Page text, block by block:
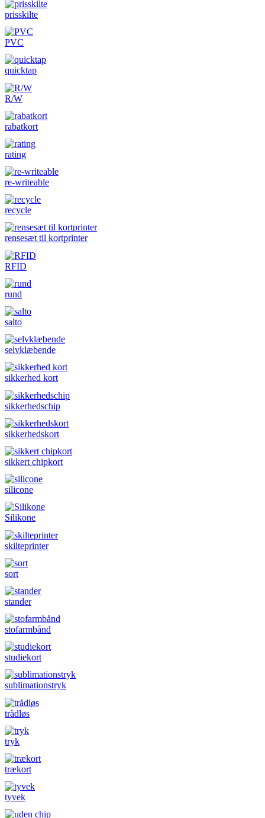
prisskilte
PVC
quicktap
R/W
rabatkort
rating
re-writeable
recycle
rensesæt til kortprinter
RFID
rund
salto
selvklæbende
sikkerhed kort
sikkerhedschip
sikkerhedskort
sikkert chipkort
silicone
Silikone
skilteprinter
sort
stander
stofarmbånd
studiekort
sublimationstryk
trådløs
tryk
trækort
tyvek